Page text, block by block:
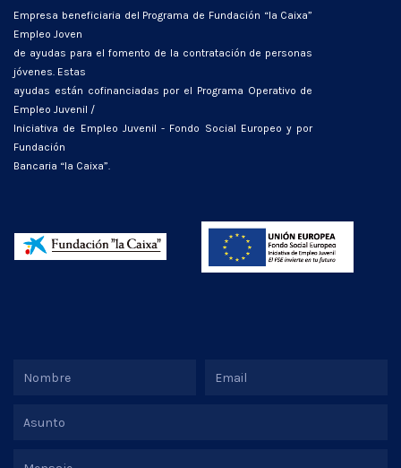
Empresa beneficiaria del Programa de Fundación “la Caixa”
Empleo Joven
de ayudas para el fomento de la contratación de personas
jóvenes. Estas
ayudas están cofinanciadas por el Programa Operativo de
Empleo Juvenil /
Iniciativa de Empleo Juvenil - Fondo Social Europeo y por
Fundación
Bancaria “la Caixa”.